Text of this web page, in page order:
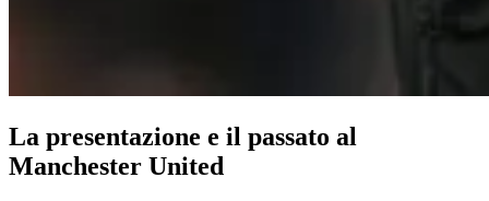
La presentazione e il passato al
Manchester United